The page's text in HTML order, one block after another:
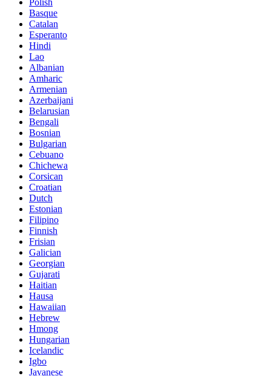
Basque
Catalan
Esperanto
Hindi
Lao
Albanian
Amharic
Armenian
Azerbaijani
Belarusian
Bengali
Bosnian
Bulgarian
Cebuano
Chichewa
Corsican
Croatian
Dutch
Estonian
Filipino
Finnish
Frisian
Galician
Georgian
Gujarati
Haitian
Hausa
Hawaiian
Hebrew
Hmong
Hungarian
Icelandic
Igbo
Javanese